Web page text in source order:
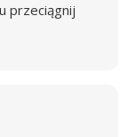
przeciągnij